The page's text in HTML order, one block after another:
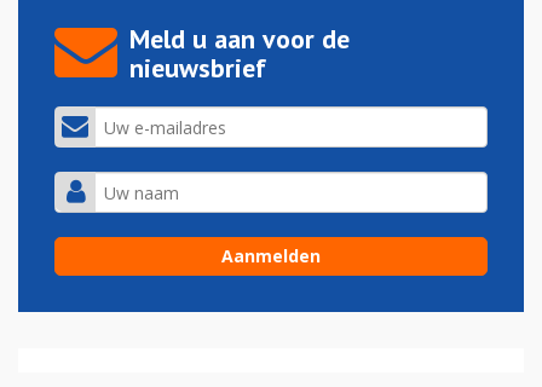
Meld u aan voor de
nieuwsbrief